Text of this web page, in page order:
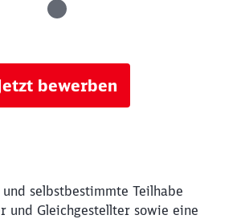
bewerben
selbstbestimmte Teilhabe
und Gleichgestellter sowie eine